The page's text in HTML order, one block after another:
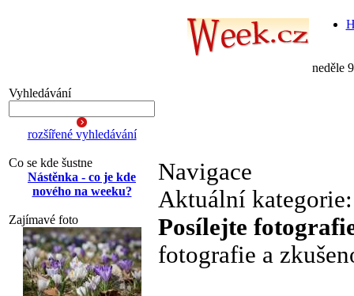
neděle
Vyhledávání
rozšířené vyhledávání
Co se kde šustne
Nástěnka - co je kde
nového na weeku?
Zajímavé foto
Navigace
Aktuální
Posílejte
fotografie a